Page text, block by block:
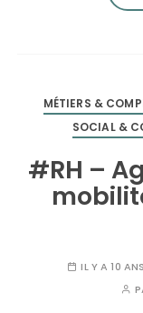
MÉTIERS &
SOCIAL &
#RH –
IL Y A 10 ANS